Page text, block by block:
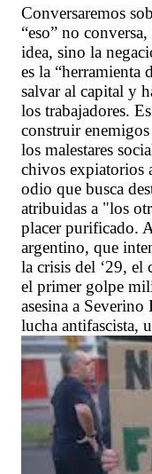
Conversaremos
“eso” no
idea, sino la
es la “herramienta
salvar al capital y
los trabajadores.
construir
los malestares
chivos expiatorios
odio que busca
atribuidas a "los
placer purificado.
argentino, que
la crisis del ‘29, el
el primer golpe
asesina a
lucha antifascista,